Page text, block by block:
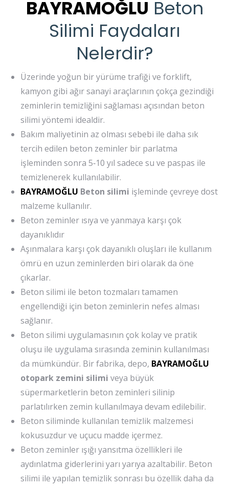
BAYRAMOĞLU Beton
Silimi Faydaları
Nelerdir?
Üzerinde yoğun bir yürüme trafiği ve forklift,
kamyon gibi ağır sanayi araçlarının çokça gezindiği
zeminlerin temizliğini sağlaması açısından beton
silimi yöntemi idealdir.
Bakım maliyetinin az olması sebebi ile daha sık
tercih edilen beton zeminler bir parlatma
işleminden sonra 5‐10 yıl sadece su ve paspas ile
temizlenerek kullanılabilir.
BAYRAMOĞLU Beton silimi işleminde çevreye dost
malzeme kullanılır.
Beton zeminler ısıya ve yanmaya karşı çok
dayanıklıdır
Aşınmalara karşı çok dayanıklı oluşları ile kullanım
ömrü en uzun zeminlerden biri olarak da öne
çıkarlar.
Beton silimi ile beton tozmaları tamamen
engellendiği için beton zeminlerin nefes alması
sağlanır.
Beton silimi uygulamasının çok kolay ve pratik
oluşu ile uygulama sırasında zeminin kullanılması
da mümkündür. Bir fabrika, depo, BAYRAMOĞLU
otopark zemini silimi veya büyük
süpermarketlerin beton zeminleri silinip
parlatılırken zemin kullanılmaya devam edilebilir.
Beton siliminde kullanılan temizlik malzemesi
kokusuzdur ve uçucu madde içermez.
Beton zeminler ışığı yansıtma özellikleri ile
aydınlatma giderlerini yarı yarıya azaltabilir. Beton
silimi ile yapılan temizlik sonrası bu özellik daha da